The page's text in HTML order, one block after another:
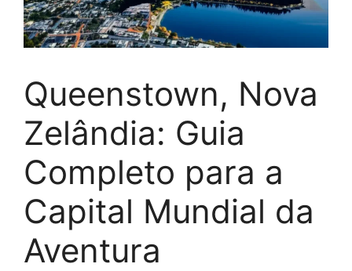
Queenstown, Nova
Zelândia: Guia
Completo para a
Capital Mundial da
Aventura